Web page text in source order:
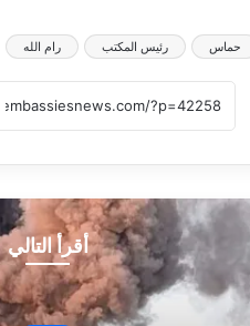
حماس رئيس المكتب رام الله
أقرأ التالي